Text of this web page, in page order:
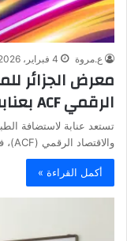
ع.مروة 4 فبراير، 2026
معرض الجزائر
الرقمي ACF بعنابة ينطلق غدا الخميس
تستعد عنابة لاستضافة
والاقتصاد الرقمي (ACF)، في الفترة الممتدة من 05 إلى 07 فيفري…
أكمل القراءة »